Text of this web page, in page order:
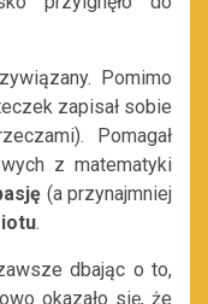
Pomimo
zapisał sobie
. Pomagał
z matematyki
(a przynajmniej
.
dbając o to,
okazało się, że